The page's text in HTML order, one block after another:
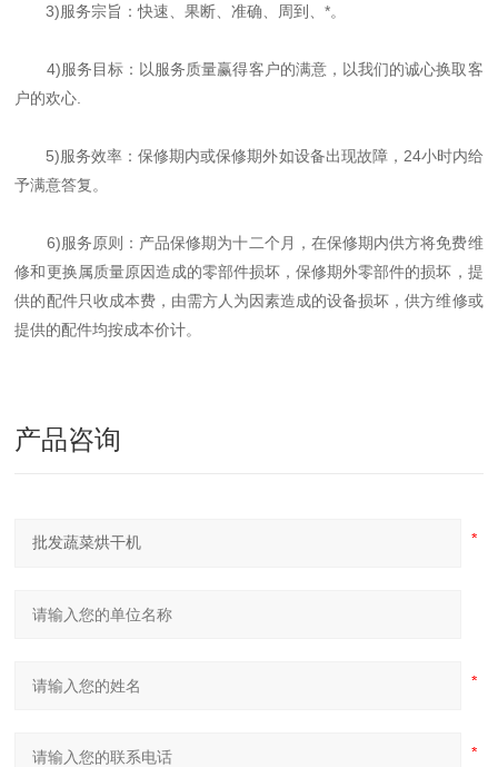
3)服务宗旨：快速、果断、准确、周到、*。
4)服务目标：以服务质量赢得客户的满意，以我们的诚心换取客
户的欢心.
5)服务效率：保修期内或保修期外如设备出现故障，24小时内给
予满意答复。
6)服务原则：产品保修期为十二个月，在保修期内供方将免费维
修和更换属质量原因造成的零部件损坏，保修期外零部件的损坏，提
供的配件只收成本费，由需方人为因素造成的设备损坏，供方维修或
提供的配件均按成本价计。
产品咨询